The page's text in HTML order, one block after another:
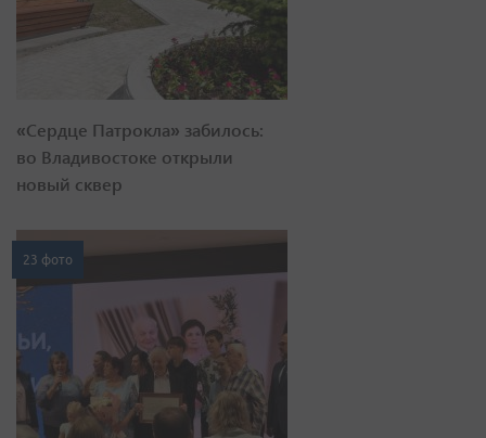
«Сердце Патрокла» забилось:
во Владивостоке открыли
новый сквер
23 фото